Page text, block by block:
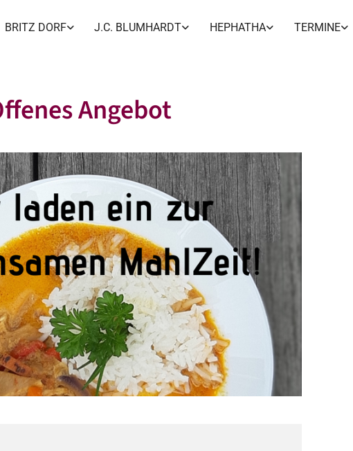
BRITZ DORF J.C. BLUMHARDT HEPHATHA TERMINE
Angebot